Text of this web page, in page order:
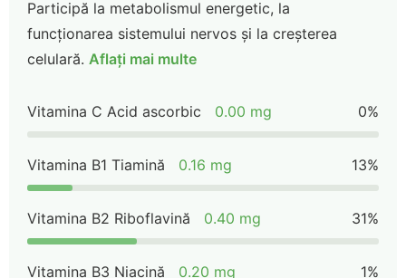
Participă la metabolismul energetic, la
funcționarea sistemului nervos și la creșterea
celulară. Aflați mai multe
Vitamina C Acid ascorbic 0.00 mg 0%
Vitamina B1 Tiamină 0.16 mg 13%
Vitamina B2 Riboflavină 0.40 mg 31%
Vitamina B3 Niacină 0.20 mg 1%